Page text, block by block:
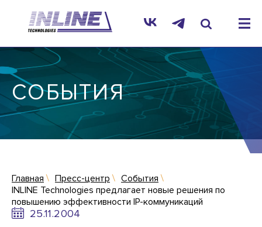
СОБЫТИЯ
Главная Пресс-центр
События
INLINE Technologies предлагает новые решения по
повышению эффективности IP-коммуникаций
25.11.2004